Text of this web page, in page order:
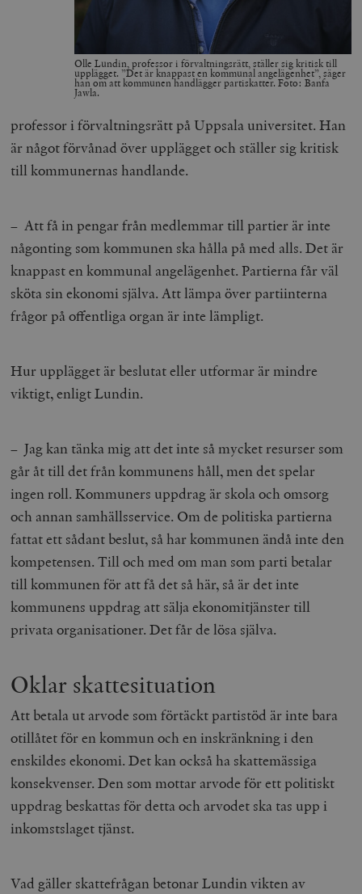
Olle Lundin, professor i förvaltningsrätt, ställer sig kritisk till
upplägget. ”Det är knappast en kommunal angelägenhet”, säger
han om att kommunen handlägger partiskatter. Foto: Banfa
Jawla.
professor i förvaltningsrätt på Uppsala universitet. Han
är något förvånad över upplägget och ställer sig kritisk
till kommunernas handlande.
– Att få in pengar från medlemmar till partier är inte
någonting som kommunen ska hålla på med alls. Det är
knappast en kommunal angelägenhet. Partierna får väl
sköta sin ekonomi själva. Att lämpa över partiinterna
frågor på offentliga organ är inte lämpligt.
Hur upplägget är beslutat eller utformar är mindre
viktigt, enligt Lundin.
– Jag kan tänka mig att det inte så mycket resurser som
går åt till det från kommunens håll, men det spelar
ingen roll. Kommuners uppdrag är skola och omsorg
och annan samhällsservice. Om de politiska partierna
fattat ett sådant beslut, så har kommunen ändå inte den
kompetensen. Till och med om man som parti betalar
till kommunen för att få det så här, så är det inte
kommunens uppdrag att sälja ekonomitjänster till
privata organisationer. Det får de lösa själva.
Oklar skattesituation
Att betala ut arvode som förtäckt partistöd är inte bara
otillåtet för en kommun och en inskränkning i den
enskildes ekonomi. Det kan också ha skattemässiga
konsekvenser. Den som mottar arvode för ett politiskt
uppdrag beskattas för detta och arvodet ska tas upp i
inkomstslaget tjänst.
Vad gäller skattefrågan betonar Lundin vikten av